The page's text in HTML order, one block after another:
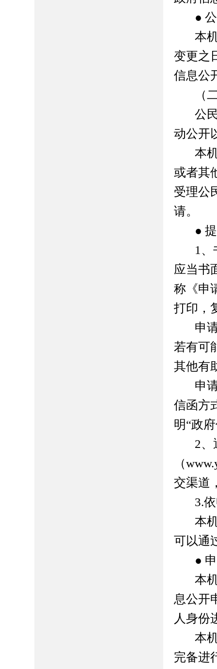
●
本
变更之
信息公
（
公
动公开
本
或者其
受理公
请。
●
1
应当书
称《申
打印，
申
若有可
其他有
申
信函方
明“政
2、
（
交渠道
3.
本
可以通
●
本
息公开
人身份
本
完备进